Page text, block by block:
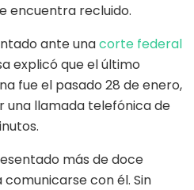
encuentra recluido.
ante unacorte federal
explicó que el último
fue el pasado 28 de enero,
una llamada telefónica de
más de doce
con él. Sin